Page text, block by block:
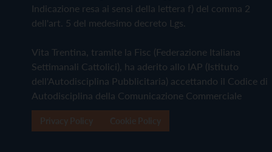
Indicazione resa ai sensi della lettera f) del comma 2
dell'art. 5 del medesimo decreto Lgs.
Vita Trentina, tramite la Fisc (Federazione Italiana
Settimanali Cattolici), ha aderito allo IAP (Istituto
dell'Autodisciplina Pubblicitaria) accettando il Codice di
Autodisciplina della Comunicazione Commerciale